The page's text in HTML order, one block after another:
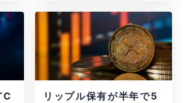
リップル保有が半年で5